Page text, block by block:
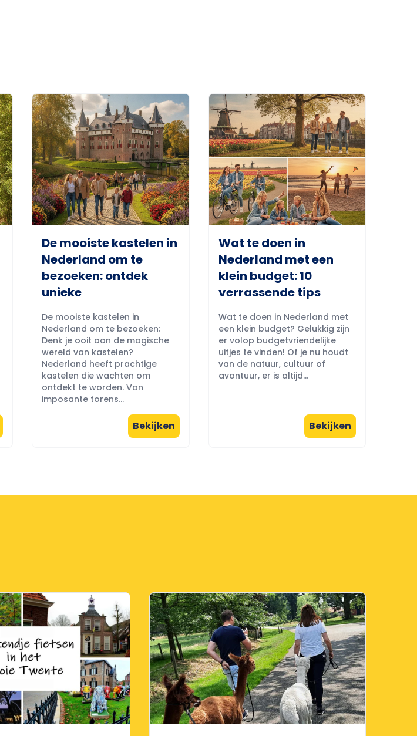
De mooiste kastelen in
Nederland om te
bezoeken: ontdek
unieke
De mooiste kastelen in
Nederland om te bezoeken:
Denk je ooit aan de magische
wereld van kastelen?
Nederland heeft prachtige
kastelen die wachten om
ontdekt te worden. Van
imposante torens...
Bekijken
Wat te doen in
Nederland met een
klein budget: 10
verrassende tips
Wat te doen in Nederland met
een klein budget? Gelukkig zijn
er volop budgetvriendelijke
uitjes te vinden! Of je nu houdt
van de natuur, cultuur of
avontuur, er is altijd...
Bekijken